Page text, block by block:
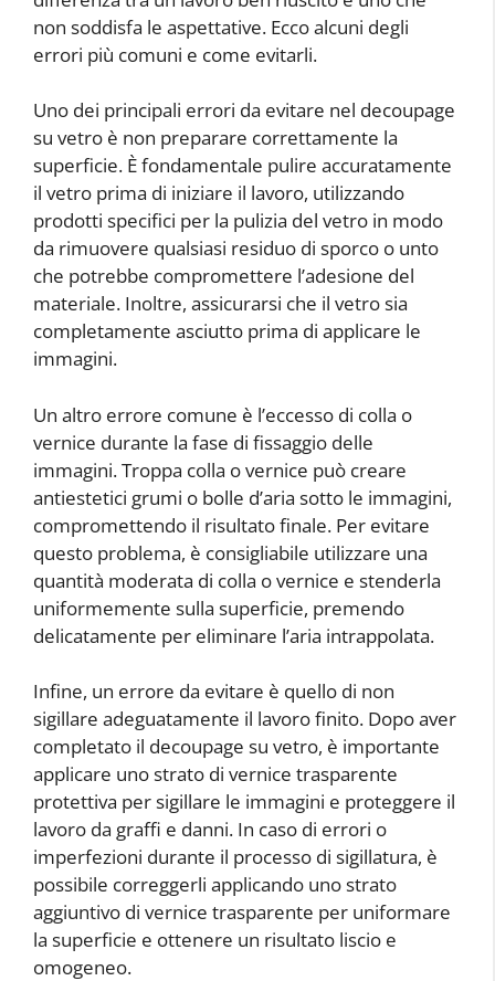
non soddisfa le aspettative. Ecco alcuni degli
errori più comuni e come evitarli.
Uno dei principali errori da evitare nel decoupage
su vetro è non preparare correttamente la
superficie. È fondamentale pulire accuratamente
il vetro prima di iniziare il lavoro, utilizzando
prodotti specifici per la pulizia del vetro in modo
da rimuovere qualsiasi residuo di sporco o unto
che potrebbe compromettere l’adesione del
materiale. Inoltre, assicurarsi che il vetro sia
completamente asciutto prima di applicare le
immagini.
Un altro errore comune è l’eccesso di colla o
vernice durante la fase di fissaggio delle
immagini. Troppa colla o vernice può creare
antiestetici grumi o bolle d’aria sotto le immagini,
compromettendo il risultato finale. Per evitare
questo problema, è consigliabile utilizzare una
quantità moderata di colla o vernice e stenderla
uniformemente sulla superficie, premendo
delicatamente per eliminare l’aria intrappolata.
Infine, un errore da evitare è quello di non
sigillare adeguatamente il lavoro finito. Dopo aver
completato il decoupage su vetro, è importante
applicare uno strato di vernice trasparente
protettiva per sigillare le immagini e proteggere il
lavoro da graffi e danni. In caso di errori o
imperfezioni durante il processo di sigillatura, è
possibile correggerli applicando uno strato
aggiuntivo di vernice trasparente per uniformare
la superficie e ottenere un risultato liscio e
omogeneo.